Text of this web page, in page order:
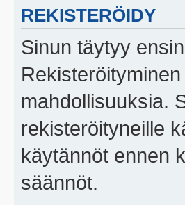
REKISTERÖIDY
Sinun täytyy
mahdollisuuksia.
rekisteröityneille
käytännöt ennen
säännöt.